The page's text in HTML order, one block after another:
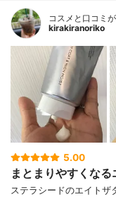
コスメと口コミ
kirakiranoriko
5.00
まとまりやすくな
ステラシードのエイトザ